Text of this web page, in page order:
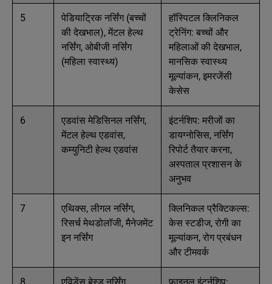
5
पेडियाट्रिक नर्सिंग (बच्चों
की देखभाल), मेंटल हेल्थ
नर्सिंग, ओबीजी नर्सिंग
(महिला स्वास्थ्य)
हॉस्पिटल क्लिनिकल
ट्रेनिंग: बच्चों और
महिलाओं की देखभाल,
मानसिक स्वास्थ्य
मूल्यांकन, इमरजेंसी
केसेस
6
एडवांस मेडिसिनल नर्सिंग,
मेंटल हेल्थ एडवांस,
कम्युनिटी हेल्थ एडवांस
इंटर्नशिप: मरीजों का
डायग्नोसिस, नर्सिंग
रिपोर्ट तैयार करना,
अस्पताल प्रशासन के
अनुभव
7
एथिक्स, लीगल नर्सिंग,
रिसर्च मेथडोलॉजी, मैनेजमेंट
इन नर्सिंग
क्लिनिकल प्रैक्टिकल्स:
केस स्टडीज, रोगी का
मूल्यांकन, रोग प्रबंधन
और टीमवर्क